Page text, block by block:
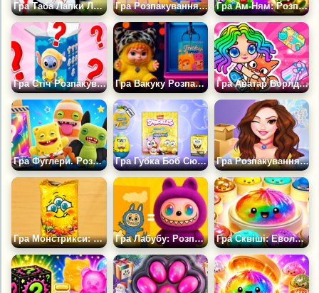
Гра Таба Лапки Лапки Сквіш Новорічна Розпакування Гра Розпакування Монстрікс: Колекція з Магазину Гра Ам-Ням: Розпаковуй і З’єднуй
Гра Стіч Розпакування Гра Вакуку Розпакування Гра Аватар Ворлд: Розпакування Подарунків
Гра Фуглери. Розпакуй Усіх Монстриків Гра Губка Боб Сюрприз: Розпакування Гра Розпакування Боксів
Гра Монстрикси: Веселе Розпакування Гра Лабубу: Розпакування Колекції Гра Сквіші: Еволюція Пельменів